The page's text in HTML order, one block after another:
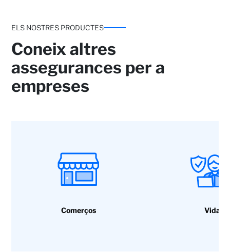
ELS NOSTRES PRODUCTES
Coneix altres
assegurances per a
empreses
Comerços Vida